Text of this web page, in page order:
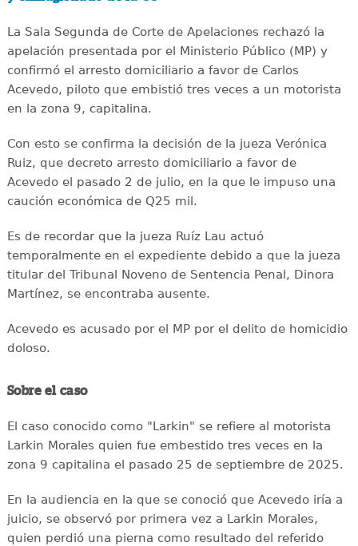
La Sala Segunda de Corte de Apelaciones rechazó la
apelación presentada por el Ministerio Público (MP) y
confirmó el arresto domiciliario a favor de Carlos
Acevedo, piloto que embistió tres veces a un motorista
en la zona 9, capitalina.
Con esto se confirma la decisión de la jueza Verónica
Ruiz, que decreto arresto domiciliario a favor de
Acevedo el pasado 2 de julio, en la que le impuso una
caución económica de Q25 mil.
Es de recordar que la jueza Ruíz Lau actuó
temporalmente en el expediente debido a que la jueza
titular del Tribunal Noveno de Sentencia Penal, Dinora
Martínez, se encontraba ausente.
Acevedo es acusado por el MP por el delito de homicidio
doloso.
Sobre el caso
El caso conocido como "Larkin" se refiere al motorista
Larkin Morales quien fue embestido tres veces en la
zona 9 capitalina el pasado 25 de septiembre de 2025.
En la audiencia en la que se conoció que Acevedo iría a
juicio, se observó por primera vez a Larkin Morales,
quien perdió una pierna como resultado del referido